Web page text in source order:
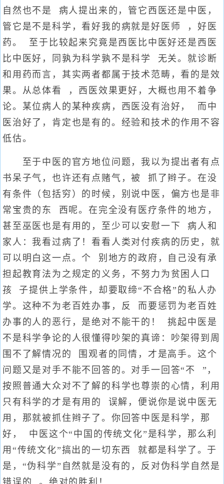
自然也不是 病人提出来的，管它西医还是中医，
管它是不是科学，看好我的病就是好医师 ，好医
药。 至于比较起来究竟是西医比中医好还是西医
比中医好，同孰为科学孰不是科学 无关。就诊断
和用药而言，其实两者都属于技术范畴，看的是效
果。从总体看 ，西医效果更好，大概也用不着争
论。某位病人的某种疾病，西医没有治好， 而中
医治好了，肯定也是有的。经验和技术的作用不容
低估。
至于中医的官方地位问题，我以为提出者有点
书呆子气，也许还有点赌气，被 抓了辫子。在没
有条件（包括穷）的时候，别说中医，偏方也是非
常宝贵的东 西呢。在完全没有医疗条件的地方，
甚至巫医也是有用的，至少可以安慰一下 病人和
家人：我看过病了！看看人类对付疾病的历史，就
可以明白这一点。个 别地方的政府，自己没有承
担起教育法为之规定的义务，不努力为贫困人口
孩 子提供上学条件，却要取缔“不合格”的私人办
学。这种不为老百姓办事，反 而要惩罚为老百姓
办事的人的恶行，是绝对不能干的！ 挑起中医是
不是科学争论的人很懂得吵架的真谛：吵架得到周
围不了解情况的 围观者的同情，才是高手。这个
问题又是对手不能不回答的。对手一回答“不 ”，
按照普通大众对不了解的科学也尊崇的心情，利用
只有科学的才是有用的 误解，便说你是说中医无
用，那就被抓住辫子了。你回答中医是科学，那
好， 中医这个“中国的传统文化”是科学，那么利
用“传统文化”搞出的一切东西 就都是科学了。于
是，“伪科学”自然就是没有的，反对伪科学自然是
错误的 。绝对的胜利！